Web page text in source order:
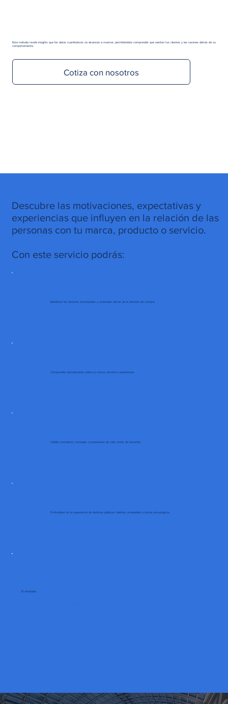
Este método revela insights que los datos cuantitativos no alcanzan a mostrar, permitiéndote comprender qué sienten tus clientes y las razones detrás de su
comportamiento.
Cotiza con nosotros
Descubre las motivaciones, expectativas y
experiencias que influyen en la relación de las
personas con tu marca, producto o servicio.
Con este servicio podrás:
Identificar los factores emocionales y racionales detrás de la decisión de compra.
Comprender percepciones sobre tu marca, servicio o experiencia.
Validar conceptos, mensajes o propuestas de valor antes de lanzarlas.
Profundizar en la experiencia de distintos públicos: clientes, empleados o socios estratégicos.
El resultado